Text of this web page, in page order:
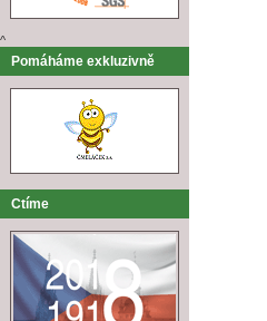
^
Pomáháme exkluzivně
Ctíme